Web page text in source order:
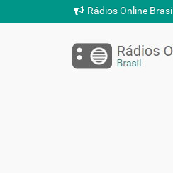
Rádios Online Brasil